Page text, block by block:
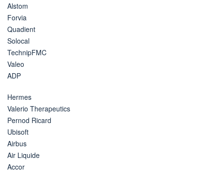
Alstom
Forvia
Quadient
Solocal
TechnipFMC
Valeo
ADP
Hermes
Valerio Therapeutics
Pernod Ricard
Ubisoft
Airbus
Air Liquide
Accor